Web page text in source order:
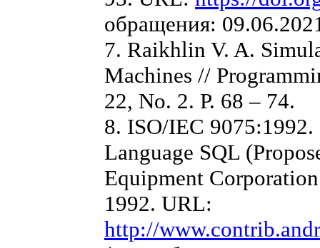
обращения:
7. Raikhlin V. A.
Machines //
22, No. 2. Р. 68 – 74.
8. ISO/IEC
Language SQL
Equipment
1992. URL:
http://